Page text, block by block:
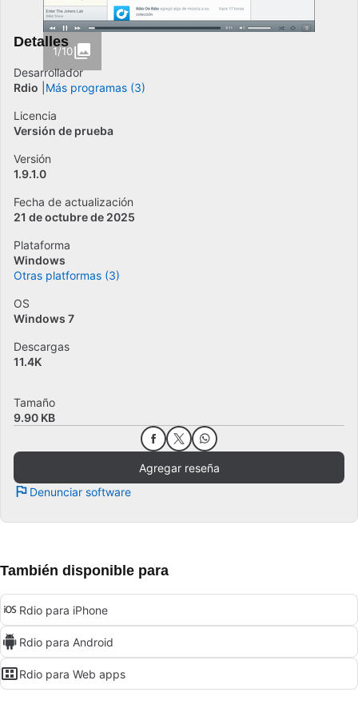
1/10
Detalles
Desarrollador
Rdio
Más programas (3)
Licencia
Versión de prueba
Versión
1.9.1.0
Fecha de actualización
21 de octubre de 2025
Plataforma
Windows
Otras platformas (3)
OS
Windows 7
Descargas
11.4K
Tamaño
9.90 KB
Agregar reseña
Denunciar software
También disponible para
Rdio para iPhone
Rdio para Android
Rdio para Web apps